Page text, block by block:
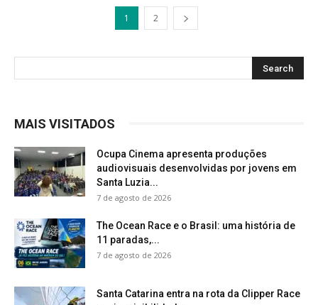
1 2
MAIS VISITADOS
Ocupa Cinema apresenta produções
audiovisuais desenvolvidas por jovens em
Santa Luzia...
7 de agosto de 2026
The Ocean Race e o Brasil: uma história de
11 paradas,...
7 de agosto de 2026
Santa Catarina entra na rota da Clipper Race